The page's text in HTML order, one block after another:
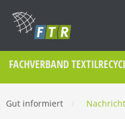
FACHVERBAND
Gut informiert